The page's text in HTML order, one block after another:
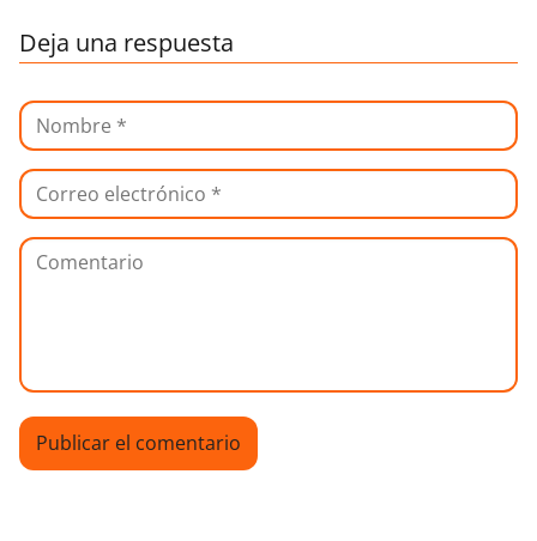
Deja una respuesta